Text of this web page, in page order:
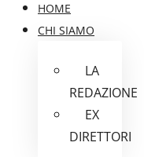
HOME
CHI SIAMO
LA
REDAZIONE
EX
DIRETTORI